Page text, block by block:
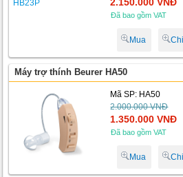
Đã bao gồm VAT
Mua
Máy trợ thính Beurer HA50
Mã SP: HA50
2.000.000 VNĐ
1.350.000 VNĐ
Đã bao gồm VAT
Mua